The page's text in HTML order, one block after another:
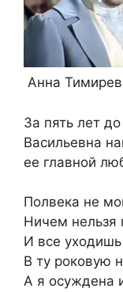
Анна
За пять лет
Васильевна
ее главной
Полвека не
Ничем нельзя
И все
В ту роковую
А я осуждена